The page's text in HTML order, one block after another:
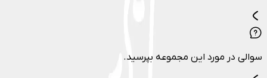
سوالی در مورد این مجموعه بپرسید.